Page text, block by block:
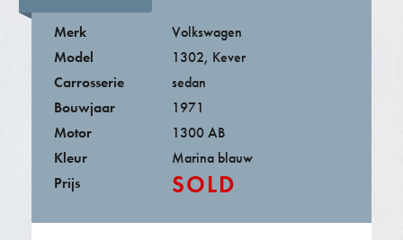
Merk
Volkswagen
Model
1302, Kever
Carrosserie
sedan
Bouwjaar
1971
Motor
1300 AB
Kleur
Marina blauw
Prijs
SOLD